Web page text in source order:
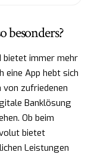
besonders?
bietet immer mehr
eine App hebt sich
zufriedenen
Banklösung
Ob beim
bietet
Leistungen